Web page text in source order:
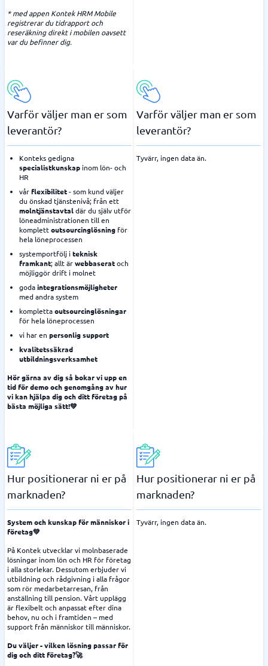
* med appen Kontek HRM Mobile
registrerar du tidrapport och
reseräkning direkt i mobilen oavsett
var du befinner dig.
Varför väljer man er som
leverantör?
Konteks gedigna
specialistkunskap inom lön- och
HR
vårflexibilitet- som kund väljer
du önskad tjänstenivå; från ett
molntjänstavtaldär du själv utför
löneadministrationen till en
komplettoutsourcinglösning för
hela löneprocessen
systemportfölj i teknisk
framkant; allt ärwebbaseratoch
möjliggör drift i molnet
godaintegrationsmöjligheter
med andra system
komplettaoutsourcinglösningar
för hela löneprocessen
vi har en personlig support
kvalitetssäkrad
utbildningsverksamhet
Hör gärna av dig så bokar vi upp en
tid för demo och genomgång av hur
vi kan hjälpa dig och ditt företag på
bästa möjliga sätt!💚
Varför väljer man er som
leverantör?
Tyvärr, ingen data än.
Hur positionerar ni er på
marknaden?
System och kunskap för människor i
företag💚
På Kontek utvecklar vi molnbaserade
lösningar inom lön och HR för företag
i alla storlekar. Dessutom erbjuder vi
utbildning och rådgivning i alla frågor
som rör medarbetarresan, från
anställning till pension. Vårt upplägg
är flexibelt och anpassat efter dina
behov, nu och i framtiden – med
support från människor till människor.
Du väljer - vilken lösning passar för
dig och ditt företag?🚀
Hur positionerar ni er på
marknaden?
Tyvärr, ingen data än.